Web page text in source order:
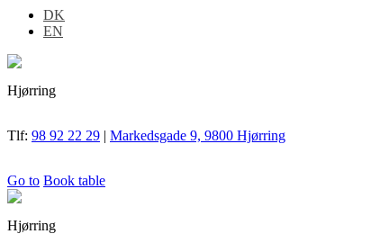
DK
EN
Hjørring
Tlf: 98 92 22 29 | Markedsgade 9, 9800 Hjørring
Go to Book table
Hjørring